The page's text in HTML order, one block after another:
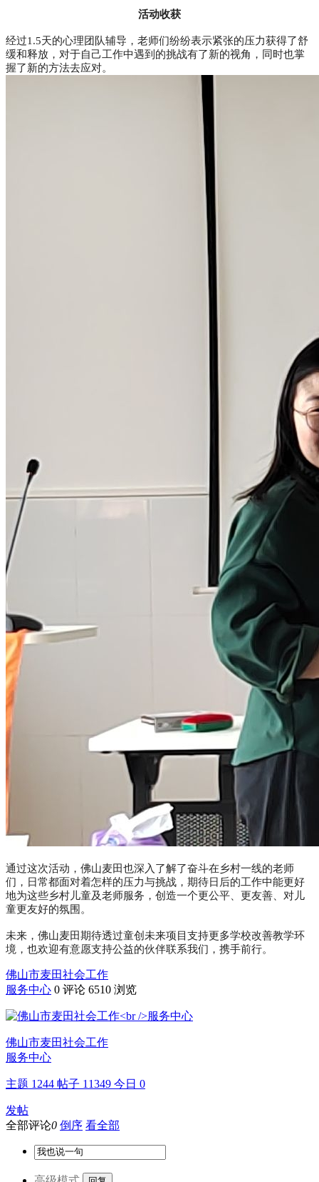
活动收获
经过1.5天的心理团队辅导，老师们纷纷表示紧张的压力获得了舒
缓和释放，对于自己工作中遇到的挑战有了新的视角，同时也掌
握了新的方法去应对。
通过这次活动，佛山麦田也深入了解了奋斗在乡村一线的老师
们，日常都面对着怎样的压力与挑战，期待日后的工作中能更好
地为这些乡村儿童及老师服务，创造一个更公平、更友善、对儿
童更友好的氛围。
未来，佛山麦田期待透过童创未来项目支持更多学校改善教学环
境，也欢迎有意愿支持公益的伙伴联系我们，携手前行。
佛山市麦田社会工作
服务中心 0 评论 6510 浏览
佛山市麦田社会工作
服务中心
主题 1244 帖子 11349 今日 0
发帖
全部评论0 倒序 看全部